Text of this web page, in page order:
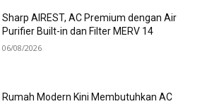
Sharp AIREST, AC Premium dengan Air
Purifier Built-in dan Filter MERV 14
06/08/2026
Rumah Modern Kini Membutuhkan AC